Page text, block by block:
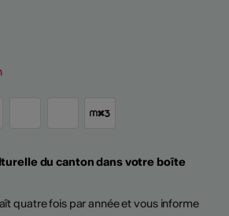
du canton dans votre boîte
quatre fois par année et vous informe